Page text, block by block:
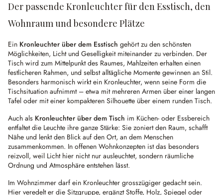
Der passende Kronleuchter für den Esstisch, den
Wohnraum und besondere Plätze
Ein Kronleuchter über dem Esstisch gehört zu den schönsten
Möglichkeiten, Licht und Geselligkeit miteinander zu verbinden. Der
Tisch wird zum Mittelpunkt des Raumes, Mahlzeiten erhalten einen
festlicheren Rahmen, und selbst alltägliche Momente gewinnen an Stil.
Besonders harmonisch wirkt ein Kronleuchter, wenn seine Form die
Tischsituation aufnimmt – etwa mit mehreren Armen über einer langen
Tafel oder mit einer kompakteren Silhouette über einem runden Tisch.
Auch als Kronleuchter über dem Tisch im Küchen- oder Essbereich
entfaltet die Leuchte ihre ganze Stärke: Sie zoniert den Raum, schafft
Nähe und lenkt den Blick auf den Ort, an dem Menschen
zusammenkommen. In offenen Wohnkonzepten ist das besonders
reizvoll, weil Licht hier nicht nur ausleuchtet, sondern räumliche
Ordnung und Atmosphäre entstehen lässt.
Im Wohnzimmer darf ein Kronleuchter grosszügiger gedacht sein.
Hier veredelt er die Sitzgruppe, ergänzt Stoffe, Holz, Spiegel oder